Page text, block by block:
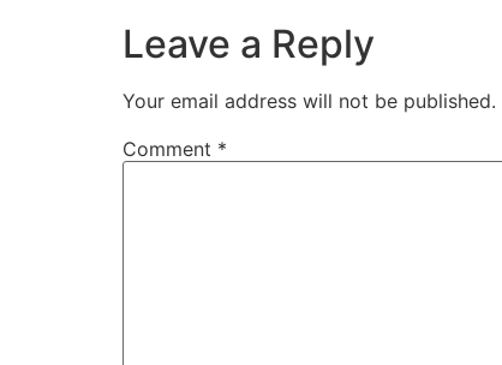
Leave a Reply
Your email address will not be published.
Comment *